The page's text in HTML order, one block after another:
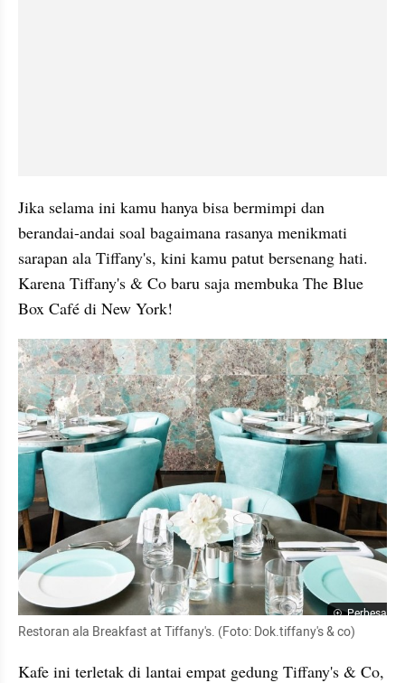
Jika selama ini kamu hanya bisa bermimpi dan
berandai-andai soal bagaimana rasanya menikmati
sarapan ala Tiffany's, kini kamu patut bersenang hati.
Karena Tiffany's & Co baru saja membuka The Blue
Box Café di New York!
Perbesar
Restoran ala Breakfast at Tiffany's. (Foto: Dok.tiffany's & co)
Kafe ini terletak di lantai empat gedung Tiffany's & Co,